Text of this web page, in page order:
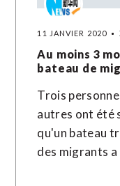
11 JANVIER 2020
Au moins 3
bateau de
Trois
autres ont été
qu'un bateau
des migrants